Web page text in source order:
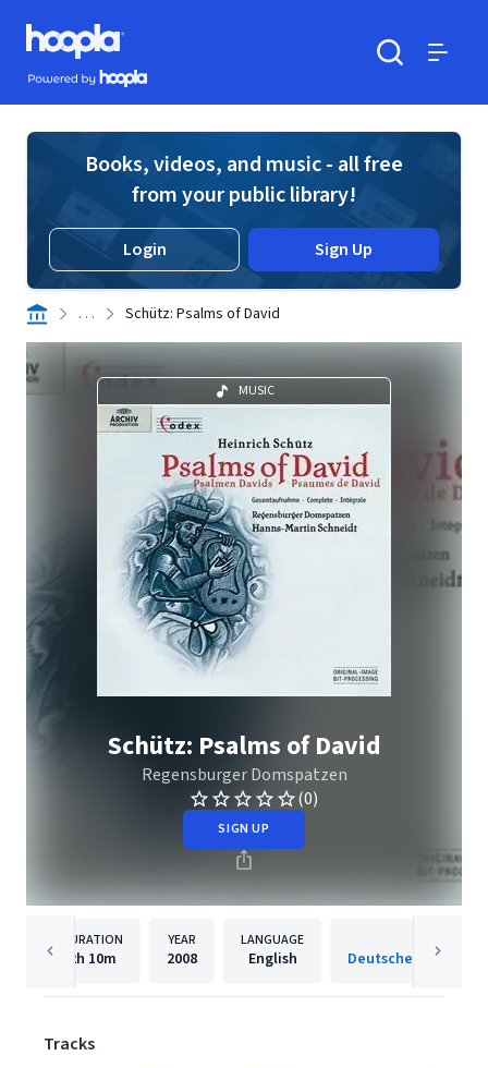
Skip to main content
Hoopla logo
Powered by Hoopla
Books, videos, and music - all free
from your public library!
Login Sign Up
. . . Schütz: Psalms of David
MUSIC
Schütz: Psalms of David
Regensburger Domspatzen
(0)
SIGN UP
DURATION
2h 10m
YEAR
2008
LANGUAGE
English
Tracks